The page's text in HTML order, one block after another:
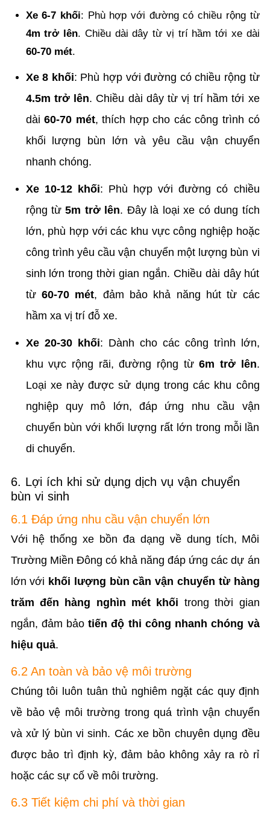
Xe 6-7 khối: Phù hợp với đường có chiều rộng từ
4m trở lên. Chiều dài dây từ vị trí hầm tới xe dài
60-70 mét.
Xe 8 khối: Phù hợp với đường có chiều rộng từ
4.5m trở lên. Chiều dài dây từ vị trí hầm tới xe
dài60-70 mét, thích hợp cho các công trình có
khối lượng bùn lớn và yêu cầu vận chuyển
nhanh chóng.
Xe 10-12 khối: Phù hợp với đường có chiều
rộng từ5m trở lên. Đây là loại xe có dung tích
lớn, phù hợp với các khu vực công nghiệp hoặc
công trình yêu cầu vận chuyển một lượng bùn vi
sinh lớn trong thời gian ngắn. Chiều dài dây hút
từ 60-70 mét, đảm bảo khả năng hút từ các
hầm xa vị trí đỗ xe.
Xe 20-30 khối: Dành cho các công trình lớn,
khu vực rộng rãi, đường rộng từ6m trở lên.
Loại xe này được sử dụng trong các khu công
nghiệp quy mô lớn, đáp ứng nhu cầu vận
chuyển bùn với khối lượng rất lớn trong mỗi lần
di chuyển.
6. Lợi ích khi sử dụng dịch vụ vận chuyển
bùn vi sinh
6.1 Đáp ứng nhu cầu vận chuyển lớn
Với hệ thống xe bồn đa dạng về dung tích, Môi
Trường Miền Đông có khả năng đáp ứng các dự án
lớn với khối lượng bùn cần vận chuyển từ hàng
trăm đến hàng nghìn mét khối trong thời gian
ngắn, đảm bảotiến độ thi công nhanh chóng và
hiệu quả.
6.2 An toàn và bảo vệ môi trường
Chúng tôi luôn tuân thủ nghiêm ngặt các quy định
về bảo vệ môi trường trong quá trình vận chuyển
và xử lý bùn vi sinh. Các xe bồn chuyên dụng đều
được bảo trì định kỳ, đảm bảo không xảy ra rò rỉ
hoặc các sự cố về môi trường.
6.3 Tiết kiệm chi phí và thời gian